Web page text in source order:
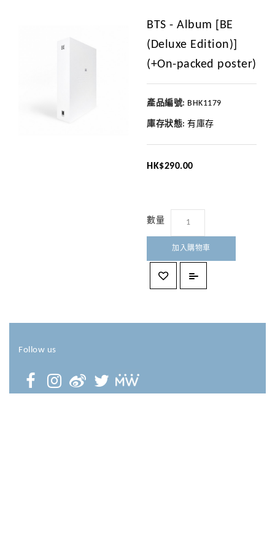
BTS - Album [BE
(Deluxe Edition)]
(+On-packed poster)
產品編號: BHK1179
庫存狀態: 有庫存
HK$290.00
數量
加入購物車
Follow us